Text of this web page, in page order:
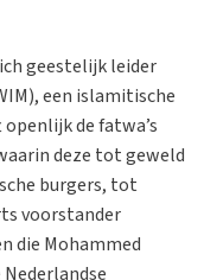
geestelijk leider
een islamitische
de fatwa’s
deze tot geweld
burgers, tot
voorstander
die Mohammed
Nederlandse